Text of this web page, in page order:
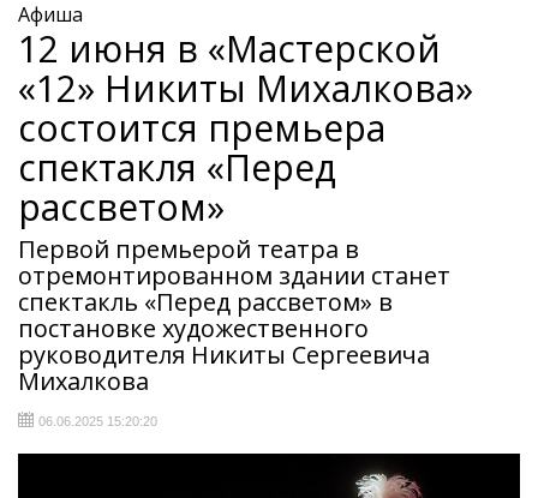
Афиша
12 июня в «Мастерской
«12» Никиты Михалкова»
состоится премьера
спектакля «Перед
рассветом»
Первой премьерой театра в
отремонтированном здании станет
спектакль «Перед рассветом» в
постановке художественного
руководителя Никиты Сергеевича
Михалкова
06.06.2025 15:20:20